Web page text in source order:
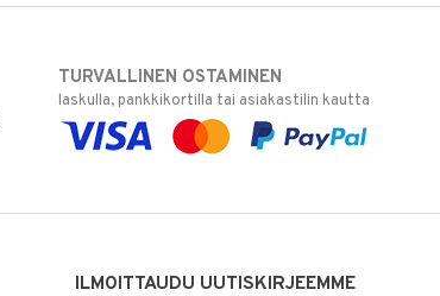
TURVALLINEN OSTAMINEN
laskulla, pankkikortilla tai asiakastilin kautta
ILMOITTAUDU UUTISKIRJEEMME